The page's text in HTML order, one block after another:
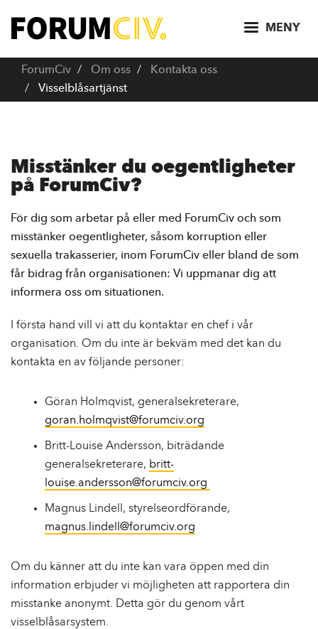
t
MENY
ForumCiv Om oss
Kontakta oss
Visselblåsartjänst
Misstänker du oegentligheter
på ForumCiv?
För dig som arbetar på eller med ForumCiv och som
misstänker oegentligheter, såsom korruption eller
sexuella trakasserier, inom ForumCiv eller bland de som
får bidrag från organisationen: Vi uppmanar dig att
informera oss om situationen.
I första hand vill vi att du kontaktar en chef i vår
organisation. Om du inte är bekväm med det kan du
kontakta en av följande personer:
Göran Holmqvist, generalsekreterare,
goran.holmqvist@forumciv.org
Britt-Louise Andersson, biträdande
generalsekreterare, britt-
louise.andersson@forumciv.org
Magnus Lindell, styrelseordförande,
magnus.lindell@forumciv.org
Om du känner att du inte kan vara öppen med din
information erbjuder vi möjligheten att rapportera din
misstanke anonymt. Detta gör du genom vårt
visselblåsarsystem.